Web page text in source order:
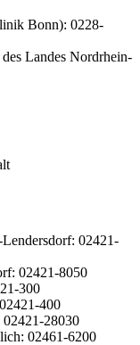
Bonn): 0228-
Landes Nordrhein-
02421-
02421-8050
300
400
28030
02461-6200